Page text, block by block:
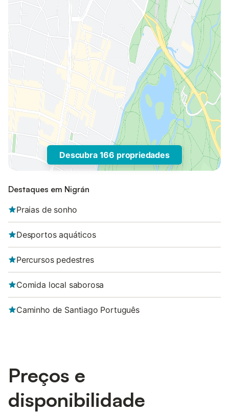
Descubra 166 propriedades
Destaques em Nigrán
Praias de sonho
Desportos aquáticos
Percursos pedestres
Comida local saborosa
Caminho de Santiago Português
Preços e
disponibilidade